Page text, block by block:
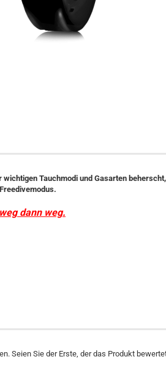
wichtigen Tauchmodi und Gasarten
dann weg.
Seien Sie der Erste, der das Produkt